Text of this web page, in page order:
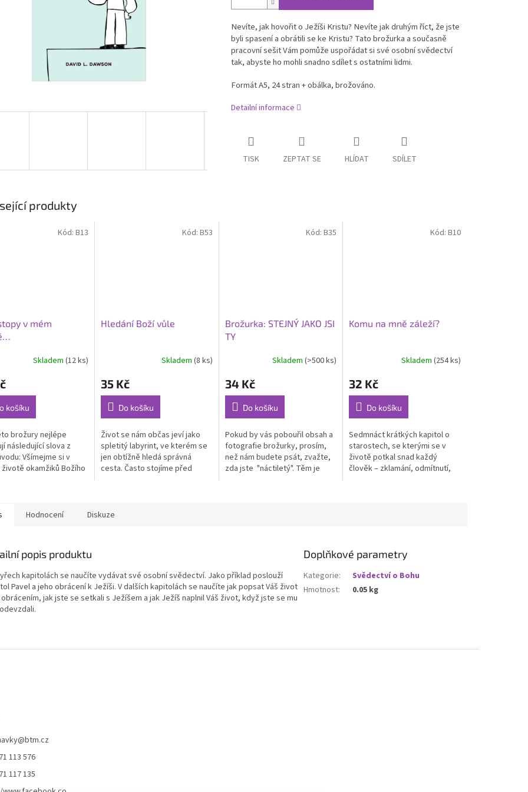
Nevíte, jak hovořit o Ježíši Kristu? Nevíte jak druhým říct, že jste
byli spasení a obrátili se ke Kristu? Tato brožurka a současně
pracovní sešit Vám pomůže uspořádat si své osobní svědectví
tak, abyste ho mohli snadno sdílet s ostatními lidmi.
Formát A5, 24 stran + obálka, brožováno.
Detailní informace
TISK ZEPTAT SE HLÍDAT SDÍLET
produkty
v mém
Skladem (12 ks)
košíku
brožury nejlépe
následující slova z
Všímejme si v
okamžiků Božího
Kód: B13
Hledání Boží vůle
Skladem (8 ks)
35 Kč
Do košíku
Život se nám občas jeví jako
spletitý labyrint, ve kterém se
jen obtížně hledá správná
cesta. Často stojíme před
Kód: B53
Brožurka: STEJNÝ JAKO JSI
TY
produktu
je
5,0
z
5
hvězdiček.
Skladem(>500 ks)
34 Kč
Do košíku
Pokud by vás pobouřil obsah a
fotografie brožurky, prosím,
než nám budete psát, zvažte,
zda jste "náctiletý". Těm je
Kód:B35
Komu na mně záleží?
produktu
je
5,0
z
5
hvězdiček.
Skladem(254 ks)
32 Kč
Do košíku
Sedmnáct krátkých kapitol o
starostech, se kterými se v
životě potkal snad každý
člověk – zklamání, odmítnutí,
Kód: B10
Hodnocení Diskuze
popis produktu
kapitolách se naučíte vydávat své osobní svědectví. Jako příklad poslouží
Pavel a jeho obrácení k Ježíši. V dalších kapitolách se naučíte jak popsat Váš život
jak jste se setkali s Ježíšem a jak Ježíš naplnil Váš život, když jste se mu
Doplňkové parametry
Kategorie:
Svědectví o Bohu
Hmotnost: 0.05 kg
@btm.cz
113 576
117 135